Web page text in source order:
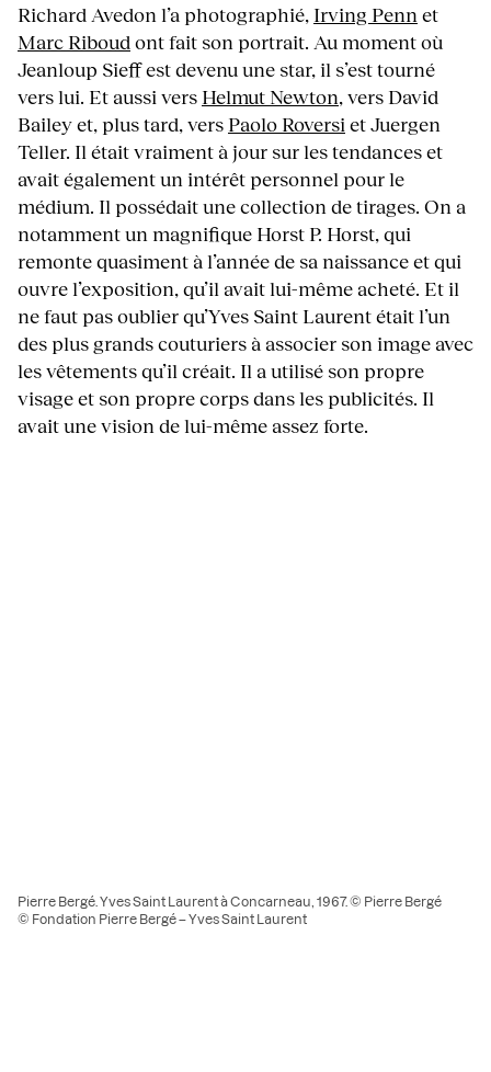
Richard Avedon l’a photographié, Irving Penn et
Marc Riboud ont fait son portrait. Au moment où
Jeanloup Sieff est devenu une star, il s’est tourné
vers lui. Et aussi vers Helmut Newton, vers David
Bailey et, plus tard, vers Paolo Roversi et Juergen
Teller. Il était vraiment à jour sur les tendances et
avait également un intérêt personnel pour le
médium. Il possédait une collection de tirages. On a
notamment un magnifique Horst P. Horst, qui
remonte quasiment à l’année de sa naissance et qui
ouvre l’exposition, qu’il avait lui-même acheté. Et il
ne faut pas oublier qu’Yves Saint Laurent était l’un
des plus grands couturiers à associer son image avec
les vêtements qu’il créait. Il a utilisé son propre
visage et son propre corps dans les publicités. Il
avait une vision de lui-même assez forte.
Pierre Bergé. Yves Saint Laurent à Concarneau, 1967. © Pierre Bergé
© Fondation Pierre Bergé – Yves Saint Laurent